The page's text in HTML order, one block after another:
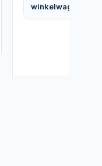
winkelwagen